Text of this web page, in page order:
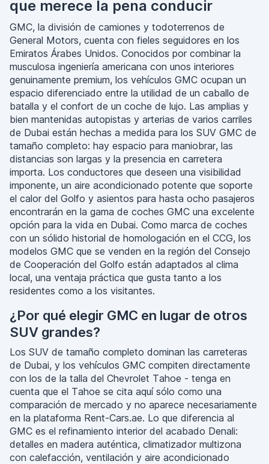
que merece la pena conducir
GMC, la división de camiones y todoterrenos de
General Motors, cuenta con fieles seguidores en los
Emiratos Árabes Unidos. Conocidos por combinar la
musculosa ingeniería americana con unos interiores
genuinamente premium, los vehículos GMC ocupan un
espacio diferenciado entre la utilidad de un caballo de
batalla y el confort de un coche de lujo. Las amplias y
bien mantenidas autopistas y arterias de varios carriles
de Dubai están hechas a medida para los SUV GMC de
tamaño completo: hay espacio para maniobrar, las
distancias son largas y la presencia en carretera
importa. Los conductores que deseen una visibilidad
imponente, un aire acondicionado potente que soporte
el calor del Golfo y asientos para hasta ocho pasajeros
encontrarán en la gama de coches GMC una excelente
opción para la vida en Dubai. Como marca de coches
con un sólido historial de homologación en el CCG, los
modelos GMC que se venden en la región del Consejo
de Cooperación del Golfo están adaptados al clima
local, una ventaja práctica que gusta tanto a los
residentes como a los visitantes.
¿Por qué elegir GMC en lugar de otros
SUV grandes?
Los SUV de tamaño completo dominan las carreteras
de Dubai, y los vehículos GMC compiten directamente
con los de la talla del Chevrolet Tahoe - tenga en
cuenta que el Tahoe se cita aquí sólo como una
comparación de mercado y no aparece necesariamente
en la plataforma Rent-Cars.ae. Lo que diferencia al
GMC es el refinamiento interior del acabado Denali:
detalles en madera auténtica, climatizador multizona
con calefacción, ventilación y aire acondicionado